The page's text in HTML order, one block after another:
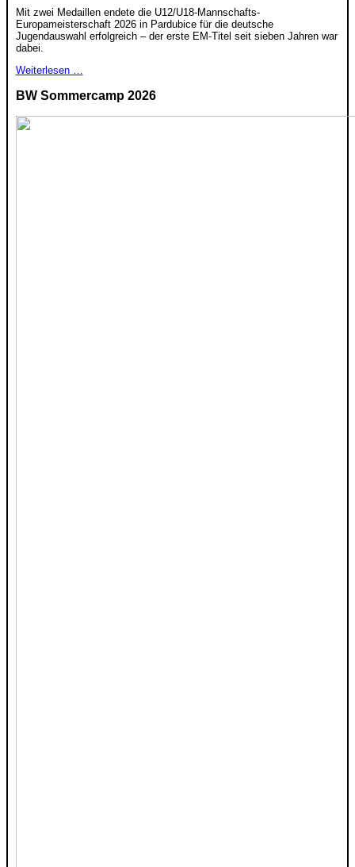
Mit zwei Medaillen endete die U12/U18-Mannschafts-
Europameisterschaft 2026 in Pardubice für die deutsche
Jugendauswahl erfolgreich – der erste EM-Titel seit sieben Jahren war
dabei.
Weiterlesen …
BW Sommercamp 2026